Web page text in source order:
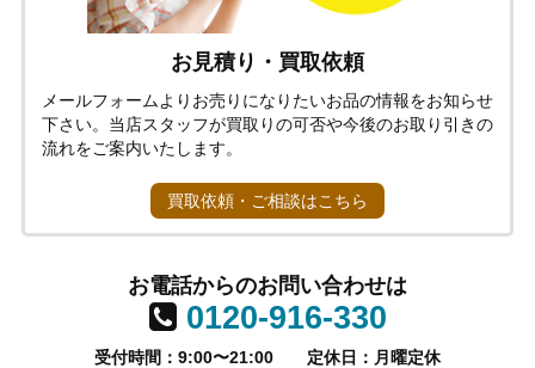
お見積り・買取依頼
メールフォームよりお売りになりたいお品の情報をお知らせ
下さい。当店スタッフが買取りの可否や今後のお取り引きの
流れをご案内いたします。
買取依頼・ご相談はこちら
お電話からのお問い合わせは
0120-916-330
受付時間：9:00〜21:00 定休日：月曜定休